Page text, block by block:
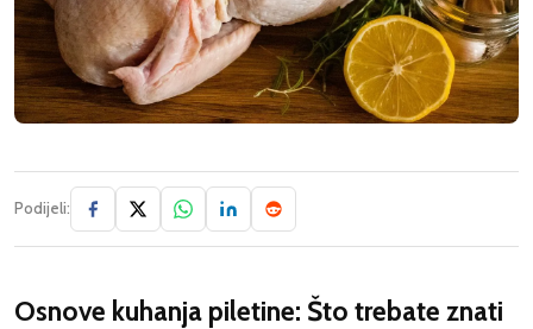
Podijeli:
Osnove kuhanja piletine: Što trebate znati